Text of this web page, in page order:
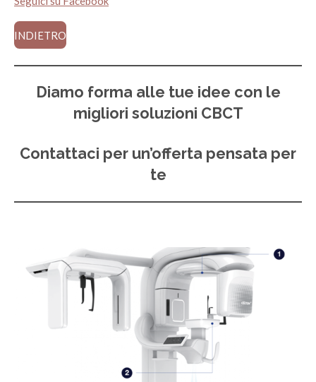
INDIETRO
Diamo forma alle tue idee con le
migliori soluzioni CBCT
Contattaci per un’offerta pensata per
te